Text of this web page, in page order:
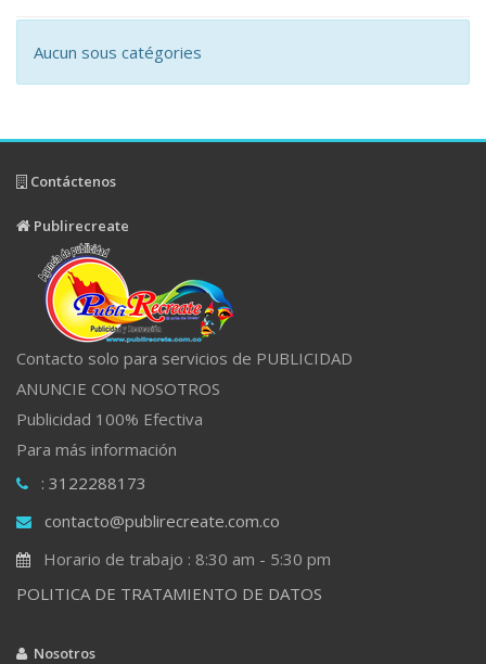
Aucun sous catégories
Contáctenos
Publirecreate
Contacto solo para servicios de PUBLICIDAD
ANUNCIE CON NOSOTROS
Publicidad 100% Efectiva
Para más información
: 3122288173
contacto@publirecreate.com.co
Horario de trabajo : 8:30 am - 5:30 pm
POLITICA DE TRATAMIENTO DE DATOS
Nosotros